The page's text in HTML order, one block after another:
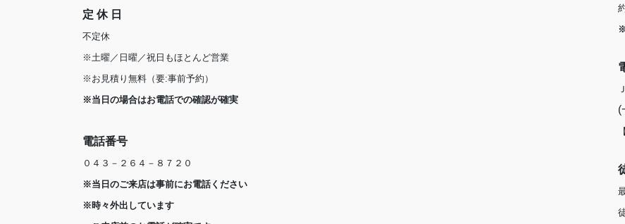
定 休 日
不定休
※土曜／日曜／祝日もほとんど営業
※お見積り無料（要:事前予約）
※当日の場合はお電話での確認が確実
電話番号
０４３－２６４－８７２０
※当日のご来店は事前にお電話ください
※時々外出しています
(